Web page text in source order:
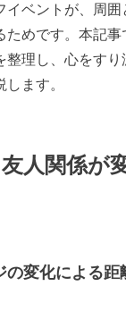
イベントが、周
ためです。本記
整理し、心をす
ます。
人関係が
の変化による距